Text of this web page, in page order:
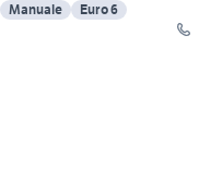
Manuale
Euro 6